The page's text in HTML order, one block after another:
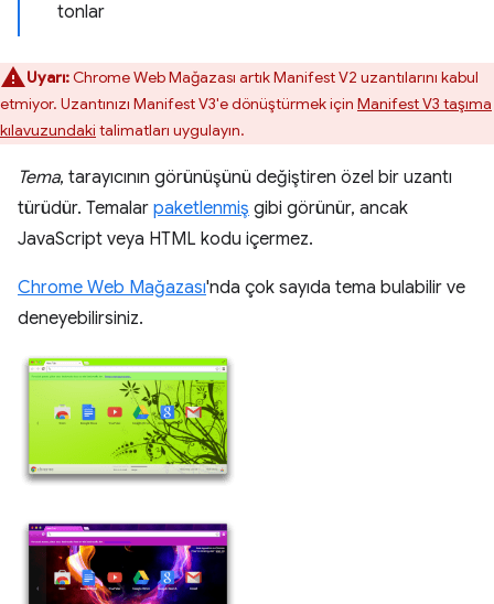
tonlar
Uyarı:Chrome Web Mağazası artık Manifest V2 uzantılarını kabul
etmiyor. Uzantınızı Manifest V3'e dönüştürmek için Manifest V3 taşıma
kılavuzundaki talimatları uygulayın.
Tema, tarayıcının görünüşünü değiştiren özel bir uzantı
türüdür. Temalar paketlenmiş gibi görünür, ancak
JavaScript veya HTML kodu içermez.
Chrome Web Mağazası'nda çok sayıda tema bulabilir ve
deneyebilirsiniz.